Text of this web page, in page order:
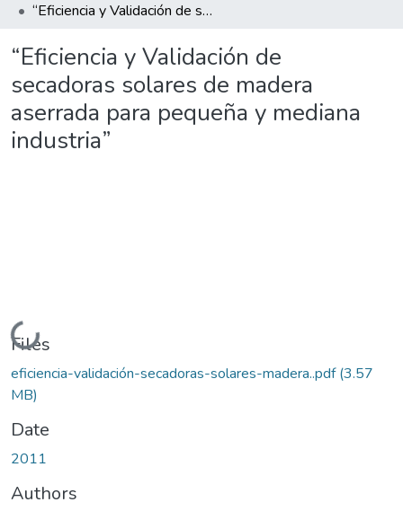
“Eficiencia y Validación de secadoras solares de madera aserrada para pequeña y mediana industria”
“Eficiencia y Validación de
secadoras solares de madera
aserrada para pequeña y mediana
industria”
Loading...
Files
eficiencia-validación-secadoras-solares-madera..pdf(3.57
MB)
Date
2011
Authors